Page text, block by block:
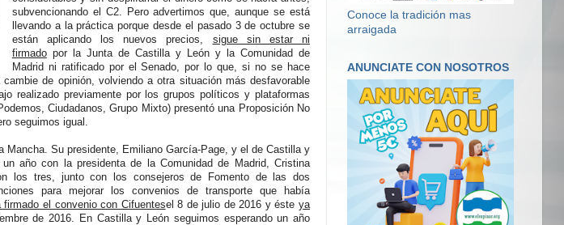
subvencionando el C2. Pero advertimos que, aunque se está
llevando a la práctica porque desde el pasado 3 de octubre se
están aplicando los nuevos precios, sigue sin estar ni
firmadopor la Junta de Castilla y León y la Comunidad de
Madrid ni ratificado por el Senado, por lo que, si no se hace
de opinión, volviendo a otra situación más desfavorable
realizado previamente por los grupos políticos y plataformas
Ciudadanos, Grupo Mixto) presentó una Proposición No
seguimos igual.
Mancha. Su presidente, Emiliano García-Page, y el de Castilla y
año con la presidenta de la Comunidad de Madrid, Cristina
los tres, junto con los consejeros de Fomento de las dos
para mejorar los convenios de transporte que había
firmado el convenio con Cifuentesel 8 de julio de 2016 y ésteya
de 2016. En Castilla y León seguimos esperando un año
Conoce la tradición mas
arraigada
ANUNCIATE CON NOSOTROS